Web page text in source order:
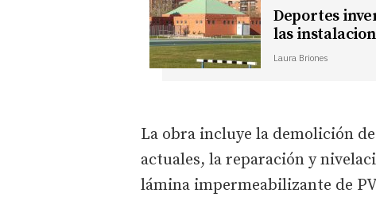
Deportes
las
Laura Briones
La obra incluye la demolición
actuales, la reparación y
lámina impermeabilizante de